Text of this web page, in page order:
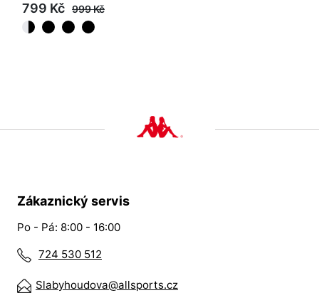
799 Kč 999 Kč
Zákaznický servis
Po - Pá: 8:00 - 16:00
724 530 512
Slabyhoudova@allsports.cz